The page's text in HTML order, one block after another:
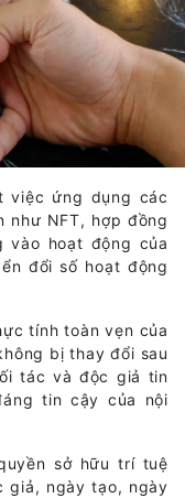
việc ứng dụng các
như NFT, hợp đồng
vào hoạt động của
đổi số hoạt động
tính toàn vẹn của
bị thay đổi sau
tác và độc giả tin
tin cậy của nội
sở hữu trí tuệ
giả, ngày tạo, ngày